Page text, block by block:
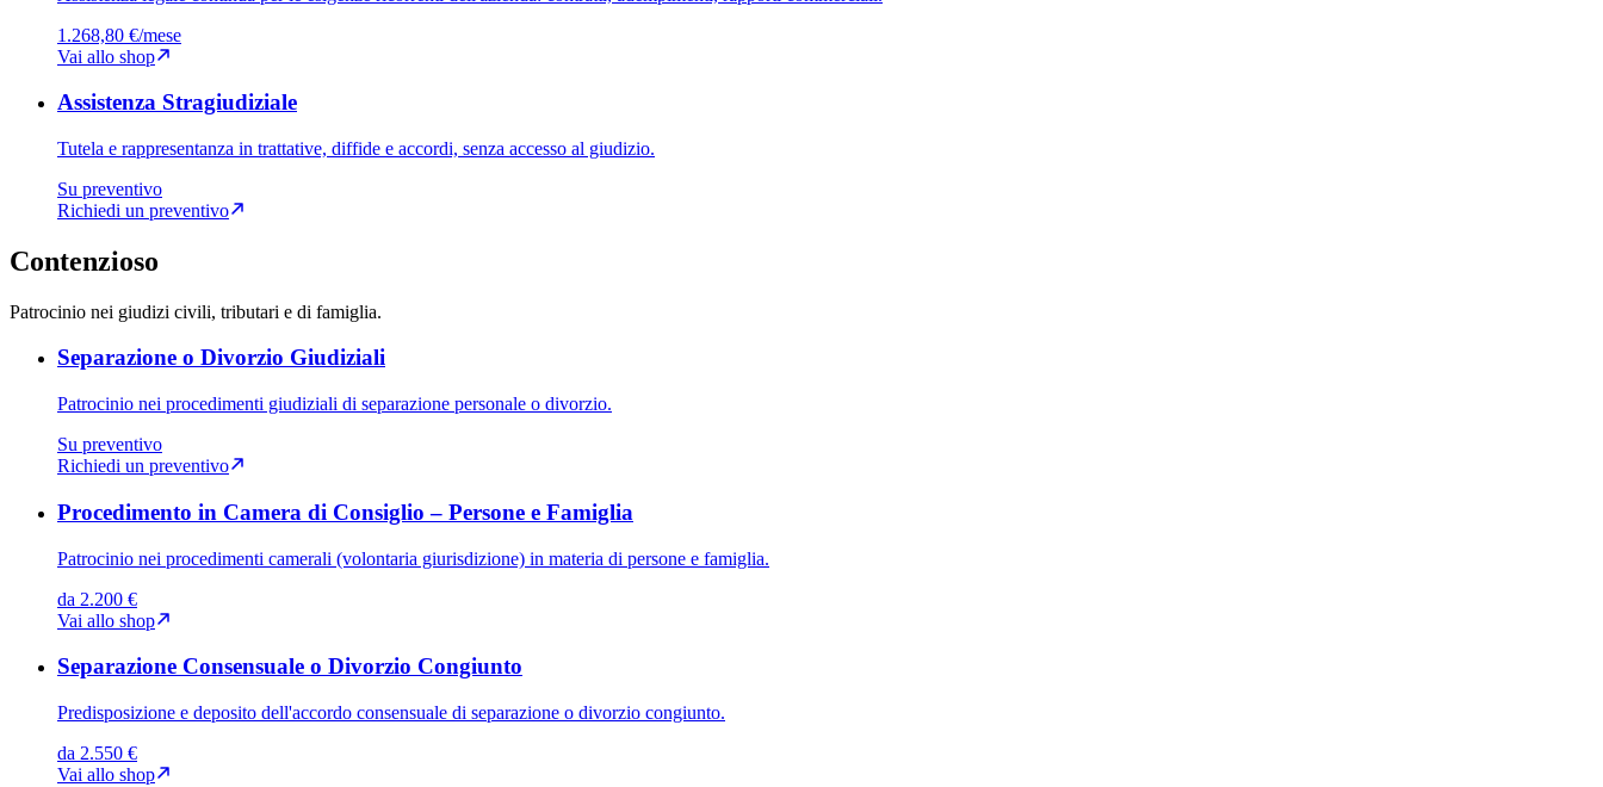
1.268,80 €/mese
Vai allo shop
Assistenza Stragiudiziale
Tutela e rappresentanza in trattative, diffide e accordi, senza accesso al giudizio.
Su preventivo
Richiedi un preventivo
Contenzioso
Patrocinio nei giudizi civili, tributari e di famiglia.
Separazione o Divorzio Giudiziali
Patrocinio nei procedimenti giudiziali di separazione personale o divorzio.
Su preventivo
Richiedi un preventivo
Procedimento in Camera di Consiglio – Persone e Famiglia
Patrocinio nei procedimenti camerali (volontaria giurisdizione) in materia di persone e famiglia.
da 2.200 €
Vai allo shop
Separazione Consensuale o Divorzio Congiunto
Predisposizione e deposito dell'accordo consensuale di separazione o divorzio congiunto.
da 2.550 €
Vai allo shop